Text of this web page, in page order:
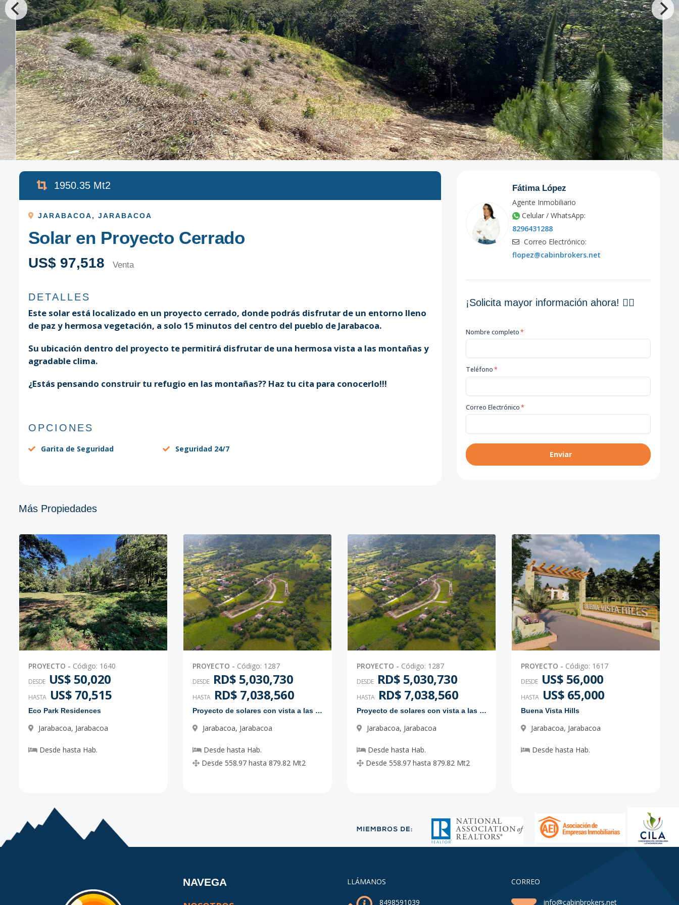
1950.35 Mt2
JARABACOA, JARABACOA
Solar en Proyecto Cerrado
US$ 97,518 Venta
DETALLES
Este solar está localizado en un proyecto cerrado, donde podrás disfrutar de un entorno lleno
de paz y hermosa vegetación, a solo 15 minutos del centro del pueblo de Jarabacoa.
Su ubicación dentro del proyecto te permitirá disfrutar de una hermosa vista a las montañas y
agradable clima.
¿Estás pensando construir tu refugio en las montañas?? Haz tu cita para conocerlo!!!
OPCIONES
Garita de Seguridad Seguridad 24/7
Fátima López
Agente Inmobiliario
Celular / WhatsApp:
8296431288
Correo Electrónico:
flopez@cabinbrokers.net
¡Solicita mayor información ahora! 👇🏽
Nombre completo*
Teléfono*
Correo Electrónico*
Enviar
Más Propiedades
PROYECTO - Código: 1640
DESDE US$ 50,020
HASTA US$ 70,515
Eco Park Residences
Jarabacoa, Jarabacoa
Desde hasta Hab.
PROYECTO - Código: 1287
DESDE RD$ 5,030,730
HASTA RD$ 7,038,560
Proyecto de solares con vista a las montañas
Jarabacoa, Jarabacoa
Desde hasta Hab.
Desde 558.97 hasta 879.82 Mt2
PROYECTO - Código: 1287
DESDE RD$ 5,030,730
HASTA RD$ 7,038,560
Proyecto de solares con vista a las montañas
Jarabacoa, Jarabacoa
Desde hasta Hab.
Desde 558.97 hasta 879.82 Mt2
PROYECTO - Código: 1617
DESDE US$ 56,000
HASTA US$ 65,000
Buena Vista Hills
Jarabacoa, Jarabacoa
Desde hasta Hab.
NAVEGA LLÁMANOS
8498591039
CORREO
info@cabinbrokers.net